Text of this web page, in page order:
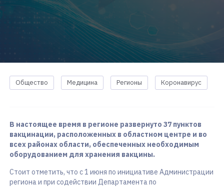
Общество Медицина Регионы Коронавирус
В настоящее время в регионе развернуто 37 пунктов
вакцинации, расположенных в областном центре и во
всех районах области, обеспеченных необходимым
оборудованием для хранения вакцины.
Стоит отметить, что с 1 июня по инициативе Администрации
региона и при содействии Департамента по